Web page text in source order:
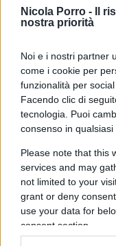
Nicola Porro -
Il
nostra priorità
Noi e i nostri partner
come i cookie per
funzionalità per
Facendo clic di
tecnologia. Puoi
consenso in
Please note that this
services and may
not limited to your
grant or deny
use your data for
consent section.
alla
Ma in un’epoca
rudimentali
combatteva
coscienti di
virus da due anni
sono gli stessi,
stati messi in
inizialmente su
sperimentazione
mano si faceva